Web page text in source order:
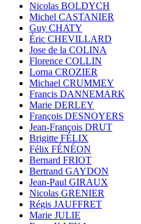
Nicolas BOLDYCH
Michel CASTANIER
Guy CHATY
Éric CHEVILLARD
Jose de la COLINA
Florence COLLIN
Lorna CROZIER
Michael CRUMMEY
Francis DANNEMARK
Marie DERLEY
François DESNOYERS
Jean-François DRUT
Brigitte FÉLIX
Félix FÉNÉON
Bernard FRIOT
Bertrand GAYDON
Jean-Paul GIRAUX
Nicolas GRENIER
Régis JAUFFRET
Marie JULIE